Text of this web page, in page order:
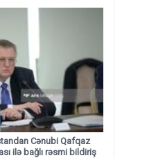
Cənubi Qafqaz
ilə bağlı rəsmi bildiriş